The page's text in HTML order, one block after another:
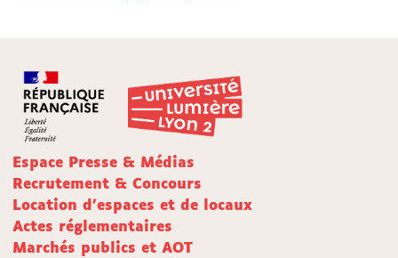
Espace Presse & Médias
Recrutement & Concours
Location d'espaces et de locaux
Actes réglementaires
Marchés publics et AOT